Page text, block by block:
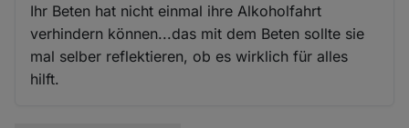
Ihr Beten hat nicht einmal ihre Alkoholfahrt
verhindern können...das mit dem Beten sollte sie
mal selber reflektieren, ob es wirklich für alles
hilft.